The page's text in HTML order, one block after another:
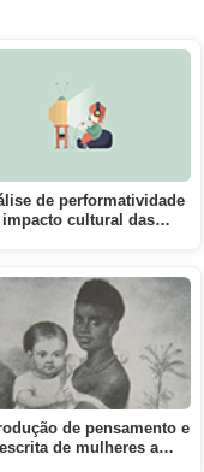
de performatividade
impacto cultural das…
de pensamento e
de mulheres a…